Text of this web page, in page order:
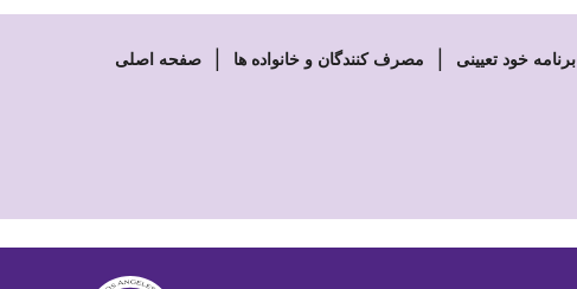
صفحه اصلی مصرف کنندگان و خانواده ها برنامه خود تعیینی